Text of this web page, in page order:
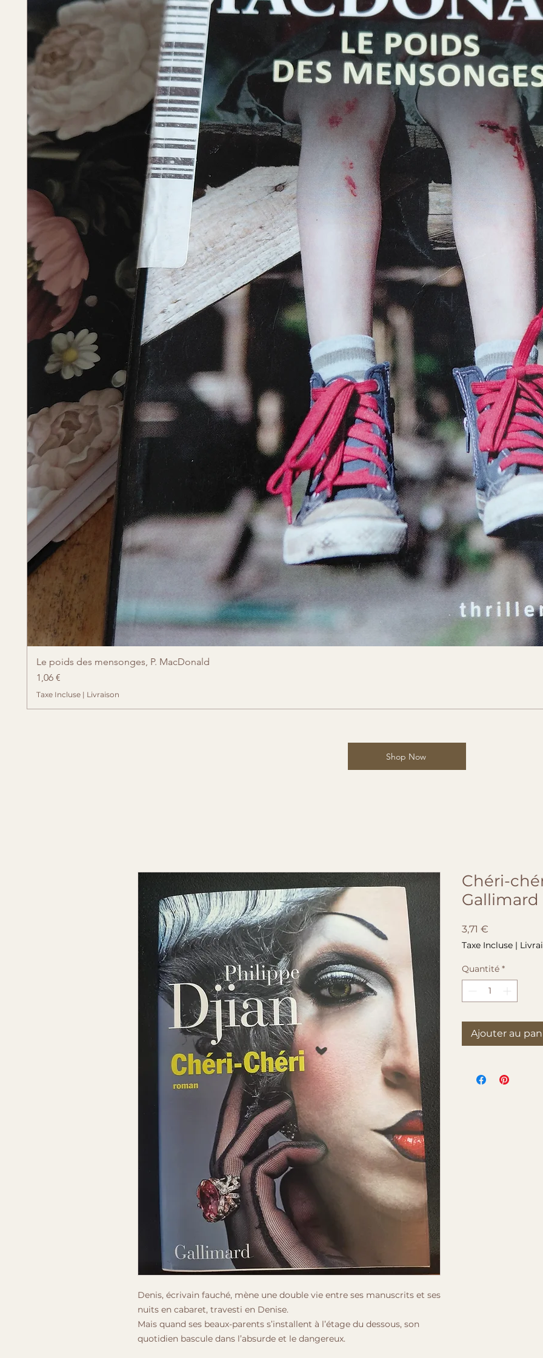
Le poids des mensonges, P. MacDonald
Prix
1,06 €
Taxe Incluse | Livraison
Shop Now
Denis, écrivain fauché, mène une double vie entre ses manuscrits et ses
nuits en cabaret, travesti en Denise.
Mais quand ses beaux-parents s’installent à l’étage du dessous, son
quotidien bascule dans l’absurde et le dangereux.
Chéri-
Gallimard
3,71 €
Taxe Incluse |
Quantité *
Ajouter au